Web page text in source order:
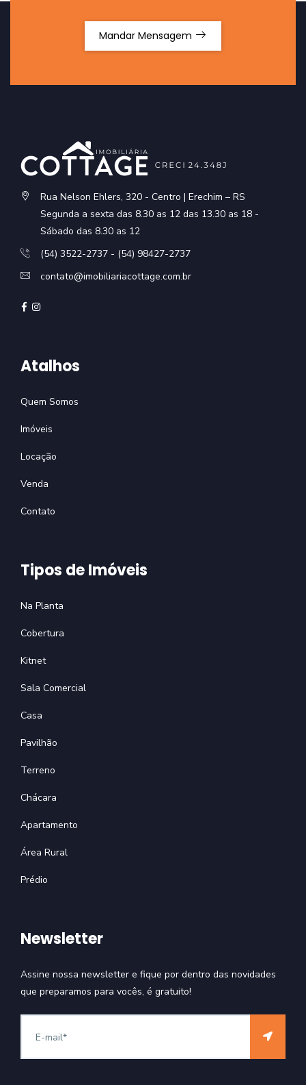
Mandar Mensagem
Rua Nelson Ehlers, 320 - Centro | Erechim – RS
Segunda a sexta das 8.30 as 12 das 13.30 as 18 -
Sábado das 8.30 as 12
(54) 3522-2737 - (54) 98427-2737
contato@imobiliariacottage.com.br
Atalhos
Quem Somos
Imóveis
Locação
Venda
Contato
Tipos de Imóveis
Na Planta
Cobertura
Kitnet
Sala Comercial
Casa
Pavilhão
Terreno
Chácara
Apartamento
Área Rural
Prédio
Newsletter
Assine nossa newsletter e fique por dentro das novidades
que preparamos para vocês, é gratuito!